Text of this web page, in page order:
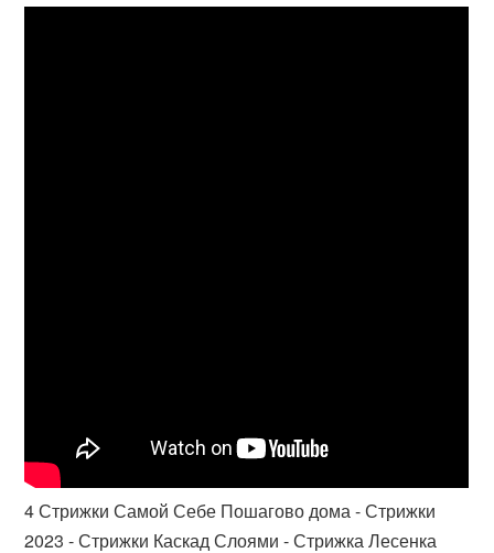
4 Стрижки Самой Себе Пошагово дома - Стрижки
2023 - Стрижки Каскад Слоями - Стрижка Лесенка